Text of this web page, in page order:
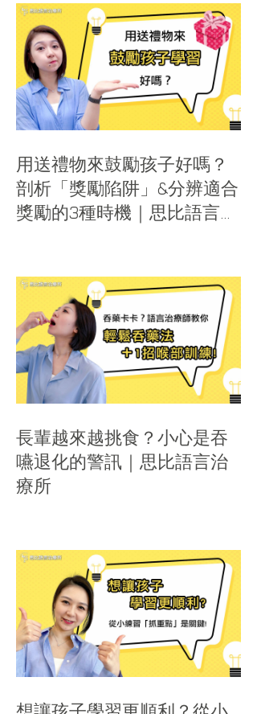
用送禮物來鼓勵孩子好嗎？
剖析「獎勵陷阱」&分辨適合
獎勵的3種時機｜思比語言治
長輩越來越挑食？小心是吞
嚥退化的警訊｜思比語言治
療所